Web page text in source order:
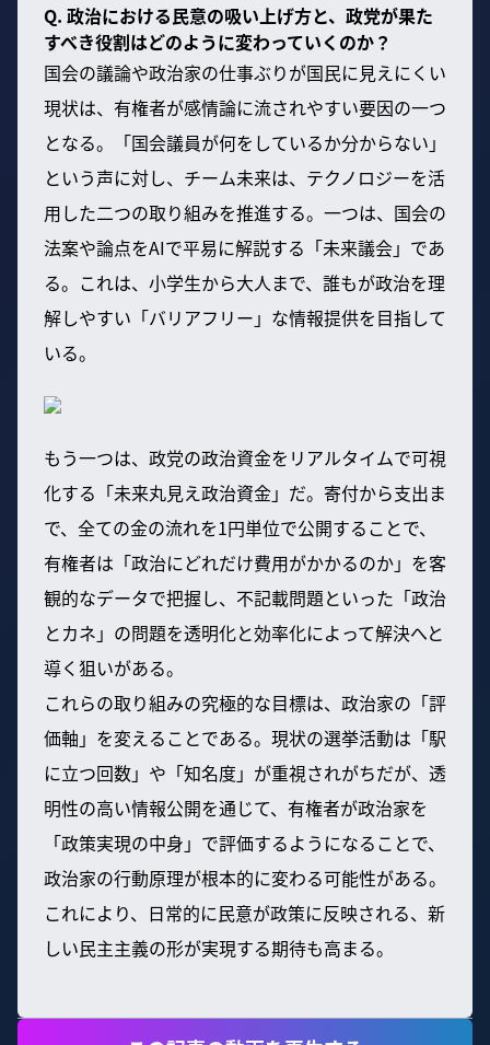
Q. 政治における民意の吸い上げ方と、政党が果た
すべき役割はどのように変わっていくのか？
国会の議論や政治家の仕事ぶりが国民に見えにくい
現状は、有権者が感情論に流されやすい要因の一つ
となる。「国会議員が何をしているか分からない」
という声に対し、チーム未来は、テクノロジーを活
用した二つの取り組みを推進する。一つは、国会の
法案や論点をAIで平易に解説する「未来議会」であ
る。これは、小学生から大人まで、誰もが政治を理
解しやすい「バリアフリー」な情報提供を目指して
いる。
もう一つは、政党の政治資金をリアルタイムで可視
化する「未来丸見え政治資金」だ。寄付から支出ま
で、全ての金の流れを1円単位で公開することで、
有権者は「政治にどれだけ費用がかかるのか」を客
観的なデータで把握し、不記載問題といった「政治
とカネ」の問題を透明化と効率化によって解決へと
導く狙いがある。
これらの取り組みの究極的な目標は、政治家の「評
価軸」を変えることである。現状の選挙活動は「駅
に立つ回数」や「知名度」が重視されがちだが、透
明性の高い情報公開を通じて、有権者が政治家を
「政策実現の中身」で評価するようになることで、
政治家の行動原理が根本的に変わる可能性がある。
これにより、日常的に民意が政策に反映される、新
しい民主主義の形が実現する期待も高まる。